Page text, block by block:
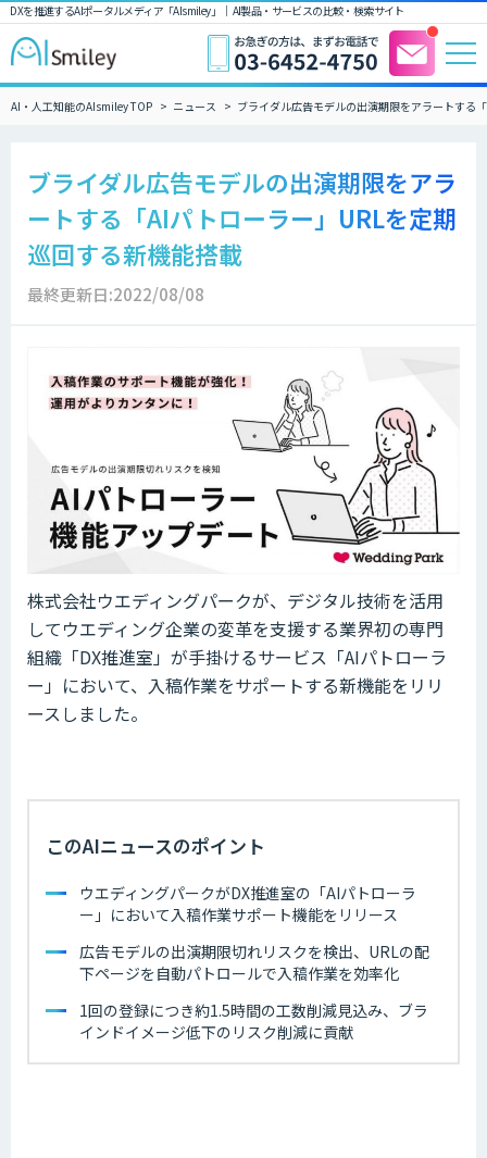
DXを推進するAIポータルメディア「AIsmiley」｜ AI製品・サービスの比較・検索サイト
AI・人工知能のAIsmiley TOP ニュース ブライダル広告モデルの出演期限をアラートする
ブライダル広告モデルの出演期限をアラ
ートする「AIパトローラー」URLを定期
巡回する新機能搭載
最終更新日:2022/08/08
株式会社ウエディングパークが、デジタル技術を活用
してウエディング企業の変革を支援する業界初の専門
組織「DX推進室」が手掛けるサービス「AIパトローラ
ー」において、入稿作業をサポートする新機能をリリ
ースしました。
このAIニュースのポイント
ウエディングパークがDX推進室の「AIパトローラ
ー」において入稿作業サポート機能をリリース
広告モデルの出演期限切れリスクを検出、URLの配
下ページを自動パトロールで入稿作業を効率化
1回の登録につき約1.5時間の工数削減見込み、ブラ
インドイメージ低下のリスク削減に貢献